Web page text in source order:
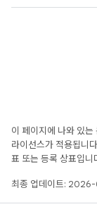
이 페이지에 나와 있
라이선스가 적용됩니
표 또는 등록 상표입니
최종 업데이트: